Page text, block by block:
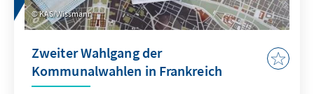
unter Führung der Grünen. Das bürgerlich-
konservative Lager kann sich über solide
mittelgroßen Städten, freuen.
KAS/Wissmann
Zweiter Wahlgang der
Kommunalwahlen in Frankreich